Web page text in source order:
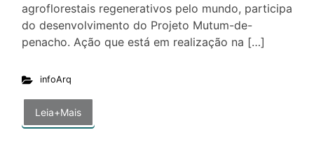
agroflorestais regenerativos pelo mundo, participa
do desenvolvimento do Projeto Mutum-de-
penacho. Ação que está em realização na […]
infoArq
Leia+Mais